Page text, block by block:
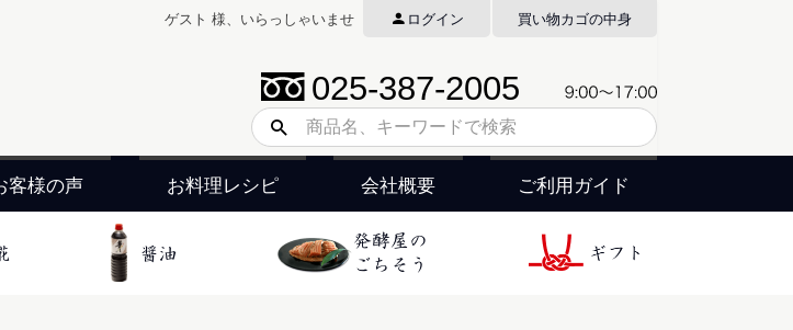
ゲスト 様、いらっしゃいませ ログイン 買い物カゴの中身
客様の声 お料理レシピ 会社概要 ご利用ガイド